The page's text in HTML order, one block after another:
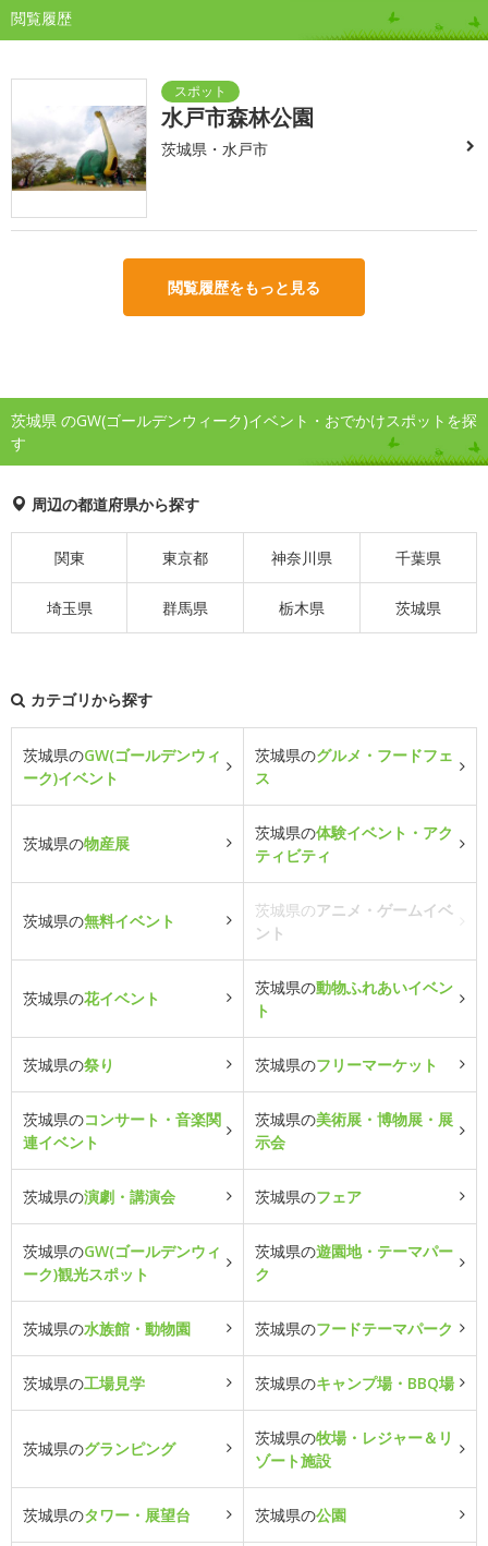
閲覧履歴
水戸市森林公園
茨城県・水戸市
閲覧履歴をもっと見る
茨城県 のGW(ゴールデンウィーク)イベント・おでかけスポットを探
す
周辺の都道府県から探す
関東 東京都 神奈川県 千葉県
埼玉県 群馬県 栃木県 茨城県
カテゴリから探す
茨城県のGW(ゴールデンウィ
ーク)イベント
茨城県のグルメ・フードフェ
ス
茨城県の物産展
茨城県の体験イベント・アク
ティビティ
茨城県の無料イベント
茨城県のアニメ・ゲームイベ
ント
茨城県の花イベント
茨城県の動物ふれあいイベン
ト
茨城県の祭り 茨城県のフリーマーケット
茨城県のコンサート・音楽関
連イベント
茨城県の美術展・博物展・展
示会
茨城県の演劇・講演会 茨城県のフェア
茨城県のGW(ゴールデンウィ
ーク)観光スポット
茨城県の遊園地・テーマパー
ク
茨城県の水族館・動物園 茨城県のフードテーマパーク
茨城県の工場見学 茨城県のキャンプ場・BBQ場
茨城県のグランピング
茨城県の牧場・レジャー＆リ
ゾート施設
茨城県のタワー・展望台 茨城県の公園